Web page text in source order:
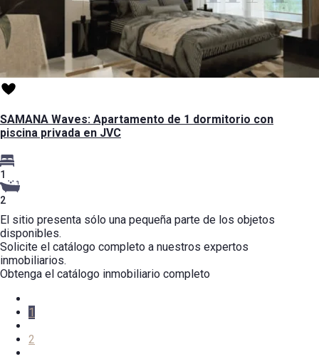
SAMANA Waves: Apartamento de 1 dormitorio con
piscina privada en JVC
1
2
El sitio presenta sólo una pequeña parte de los objetos
disponibles.
Solicite el catálogo completo a nuestros expertos
inmobiliarios.
Obtenga el catálogo inmobiliario completo
1
2